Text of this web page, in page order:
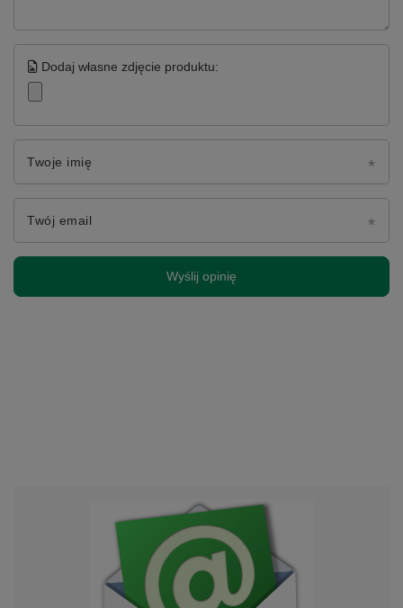
Dodaj własne zdjęcie produktu:
Twoje imię
Twój email
Wyślij opinię